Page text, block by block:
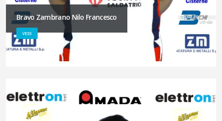
Bravo Zambrano Nilo Francesco
VEDI